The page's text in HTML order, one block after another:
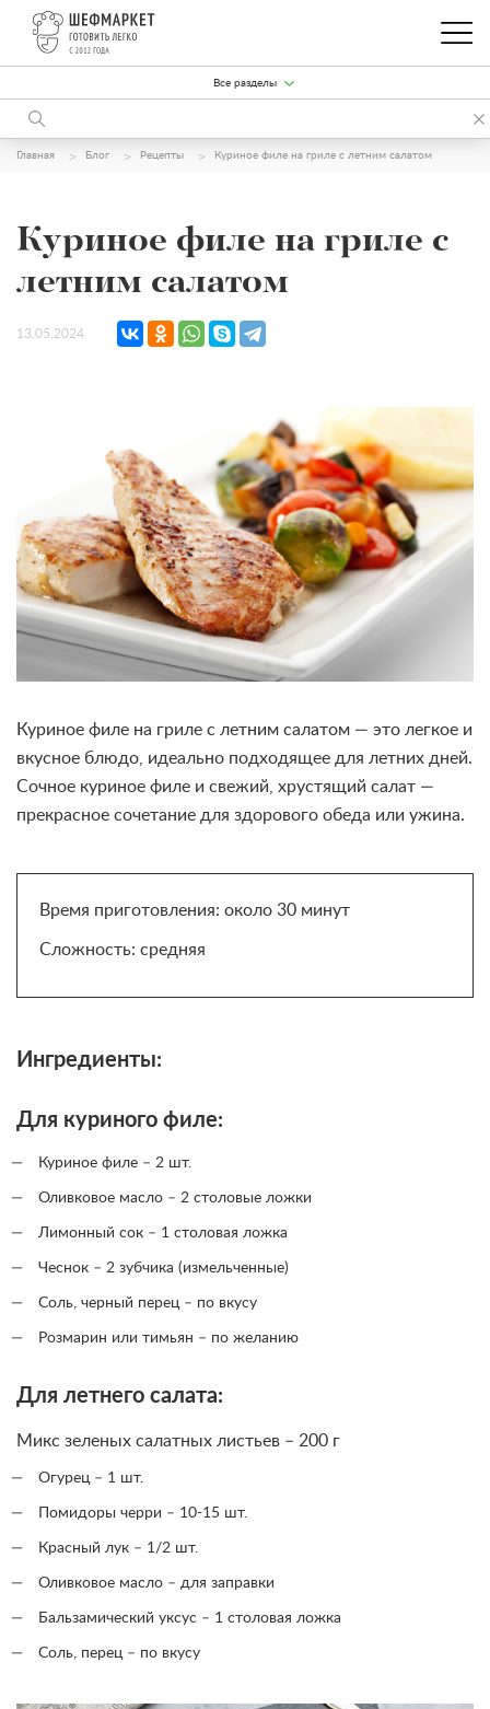
Все разделы
Главная Блог Рецепты Куриное филе на гриле с летним салатом
Куриное филе на гриле с
летним салатом
13.05.2024
Куриное филе на гриле с летним салатом — это легкое и
вкусное блюдо, идеально подходящее для летних дней.
Сочное куриное филе и свежий, хрустящий салат —
прекрасное сочетание для здорового обеда или ужина.
Время приготовления: около 30 минут
Сложность: средняя
Ингредиенты:
Для куриного филе:
Куриное филе – 2 шт.
Оливковое масло – 2 столовые ложки
Лимонный сок – 1 столовая ложка
Чеснок – 2 зубчика (измельченные)
Соль, черный перец – по вкусу
Розмарин или тимьян – по желанию
Для летнего салата:
Микс зеленых салатных листьев – 200 г
Огурец – 1 шт.
Помидоры черри – 10-15 шт.
Красный лук – 1/2 шт.
Оливковое масло – для заправки
Бальзамический уксус – 1 столовая ложка
Соль, перец – по вкусу